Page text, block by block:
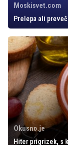
Moskisvet.com
Prelepa ali
Okusno.je
Hiter prigrizek, s